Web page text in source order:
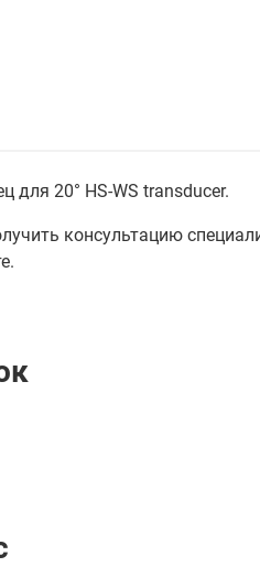
для 20° HS-WS transducer.
консультацию